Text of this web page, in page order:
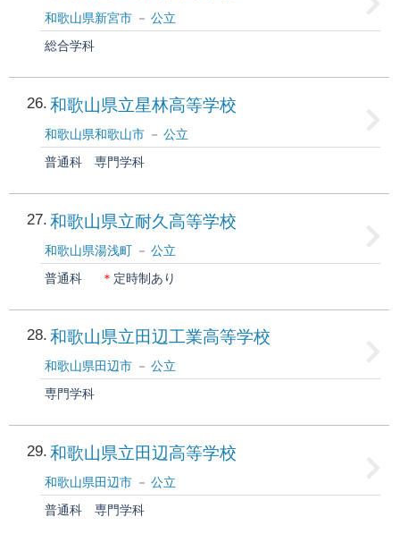
和歌山県新宮市
公立
総合学科
26 和歌山県立星林高等学校
和歌山県和歌山市
公立
普通科
専門学科
27 和歌山県立耐久高等学校
和歌山県湯浅町
公立
普通科
＊ 定時制あり
28 和歌山県立田辺工業高等学校
和歌山県田辺市
公立
専門学科
29 和歌山県立田辺高等学校
和歌山県田辺市
公立
普通科
専門学科